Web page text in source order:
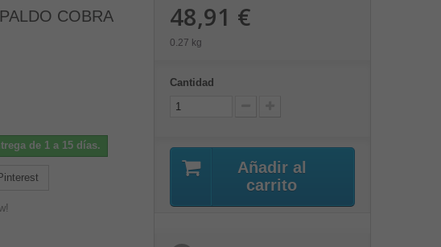
COBRA
de 1 a 15 días.
48,91 €
0.27 kg
Cantidad
Añadir al
carrito